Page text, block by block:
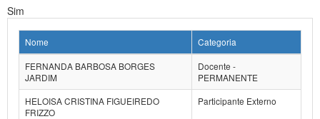
Sim
Nome
Categoria
FERNANDA BARBOSA BORGES
JARDIM
Docente -
PERMANENTE
HELOISA CRISTINA FIGUEIREDO
FRIZZO
Participante Externo